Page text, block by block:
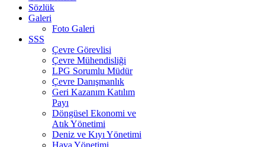
Sözlük
Galeri
Foto Galeri
SSS
Çevre Görevlisi
Çevre Mühendisliği
LPG Sorumlu Müdür
Çevre Danışmanlık
Geri Kazanım Katılım
Payı
Döngüsel Ekonomi ve
Atık Yönetimi
Deniz ve Kıyı Yönetimi
Hava Yönetimi